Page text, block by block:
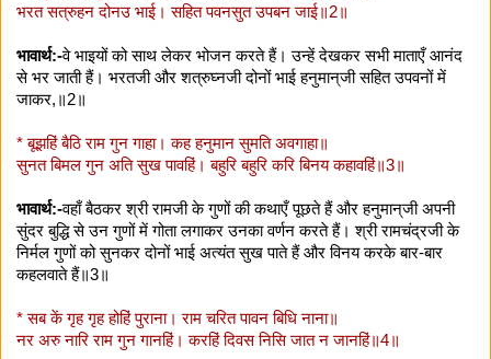
भरत सत्रुहन दोनउ भाई। सहित पवनसुत उपबन जाई॥2॥
भावार्थ:-वे भाइयों को साथ लेकर भोजन करते हैं। उन्हें देखकर सभी माताएँ आनंद
से भर जाती हैं। भरतजी और शत्रुघ्नजी दोनों भाई हनुमान्‌जी सहित उपवनों में
जाकर,॥2॥
* बूझहिं बैठि राम गुन गाहा। कह हनुमान सुमति अवगाहा॥
सुनत बिमल गुन अति सुख पावहिं। बहुरि बहुरि करि बिनय कहावहिं॥3॥
भावार्थ:-वहाँ बैठकर श्री रामजी के गुणों की कथाएँ पूछते हैं और हनुमान्‌जी अपनी
सुंदर बुद्धि से उन गुणों में गोता लगाकर उनका वर्णन करते हैं। श्री रामचंद्रजी के
निर्मल गुणों को सुनकर दोनों भाई अत्यंत सुख पाते हैं और विनय करके बार-बार
कहलवाते हैं॥3॥
* सब कें गृह गृह होहिं पुराना। राम चरित पावन बिधि नाना॥
नर अरु नारि राम गुन गानहिं। करहिं दिवस निसि जात न जानहिं॥4॥